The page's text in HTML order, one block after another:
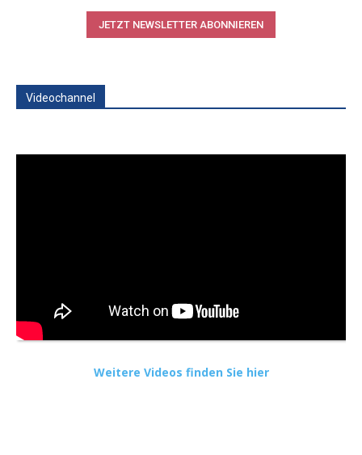
JETZT NEWSLETTER ABONNIEREN
Videochannel
Weitere Videos finden Sie hier